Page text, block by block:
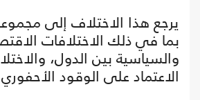
يرجع هذا الاختلاف إلى
بما في ذلك الاختلافات
والسياسية بين الدول،
الاعتماد على الوقود